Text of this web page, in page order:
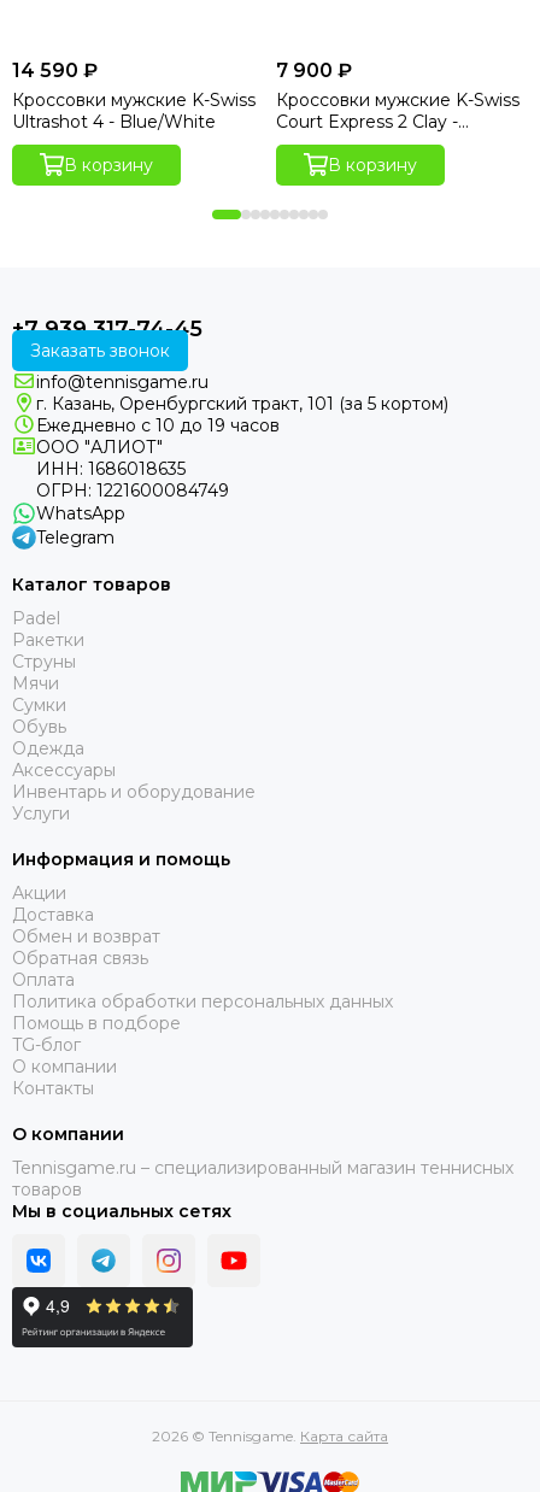
14 590 ₽
Кроссовки мужские K-Swiss
Ultrashot 4 - Blue/White
В корзину
7 900 ₽
Кроссовки мужские K-Swiss
Court Express 2 Clay -
Black/White
В корзину
+7 939 317-74-45
Заказать звонок
info@tennisgame.ru
г. Казань, Оренбургский тракт, 101 (за 5 кортом)
Ежедневно с 10 до 19 часов
ООО "АЛИОТ"
ИНН: 1686018635
ОГРН: 1221600084749
WhatsApp
Telegram
Каталог товаров
Padel
Ракетки
Струны
Мячи
Сумки
Обувь
Одежда
Аксессуары
Инвентарь и оборудование
Услуги
Информация и помощь
Акции
Доставка
Обмен и возврат
Обратная связь
Оплата
Политика обработки персональных данных
Помощь в подборе
TG-блог
О компании
Контакты
О компании
Tennisgame.ru – специализированный магазин теннисных
товаров
Мы в социальных сетях
2026 © Tennisgame. Карта сайта